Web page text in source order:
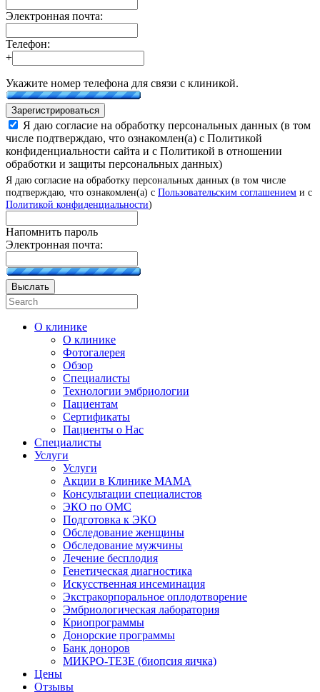
Электронная почта:
Телефон:
+
Укажите номер телефона для связи с клиникой.
Зарегистрироваться
Я даю согласие на обработку персональных данных (в том
числе подтверждаю, что ознакомлен(а) с Политикой
конфиденциальности сайта и с Политикой в отношении
обработки и защиты персональных данных)
Я даю согласие на обработку персональных данных (в том числе
подтверждаю, что ознакомлен(а) с Пользовательским соглашением и с
Политикой конфиденциальности)
Напомнить пароль
Электронная почта:
Выслать
О клинике
О клинике
Фотогалерея
Обзор
Специалисты
Технологии эмбриологии
Пациентам
Сертификаты
Пациенты о Нас
Специалисты
Услуги
Услуги
Акции в Клинике МАМА
Консультации специалистов
ЭКО по ОМС
Подготовка к ЭКО
Обследование женщины
Обследование мужчины
Лечение бесплодия
Генетическая диагностика
Искусственная инсеминация
Экстракорпоральное оплодотворение
Эмбриологическая лаборатория
Криопрограммы
Донорские программы
Банк доноров
МИКРО-ТЕЗЕ (биопсия яичка)
Цены
Отзывы